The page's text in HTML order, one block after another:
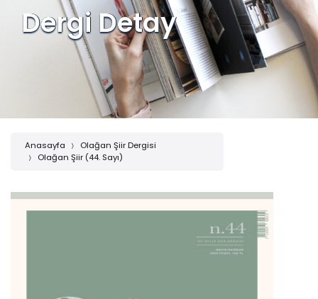
Dergi Detay
Anasayfa
Olağan Şiir Dergisi
Olağan Şiir (44. Sayı)